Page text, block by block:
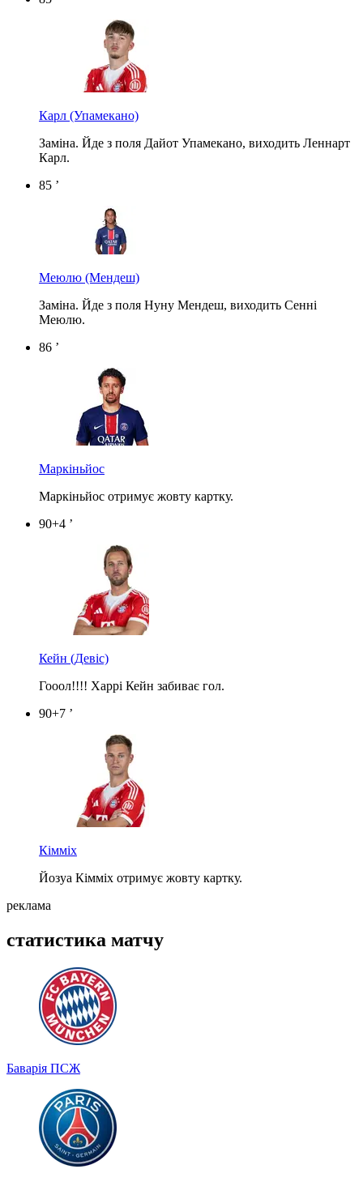
Карл (Упамекано)
Заміна. Йде з поля Дайот Упамекано, виходить Леннарт
Карл.
85 ’
Меюлю (Мендеш)
Заміна. Йде з поля Нуну Мендеш, виходить Сенні
Меюлю.
86 ’
Маркіньйос
Маркіньйос отримує жовту картку.
90+4 ’
Кейн (Девіс)
Гооол!!!! Харрі Кейн забиває гол.
90+7 ’
Кімміх
Йозуа Кімміх отримує жовту картку.
реклама
статистика матчу
Баварія ПСЖ